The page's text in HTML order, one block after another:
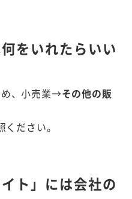
をいれたらいい
め、小売業→その他の販
ください。
ト」には会社の